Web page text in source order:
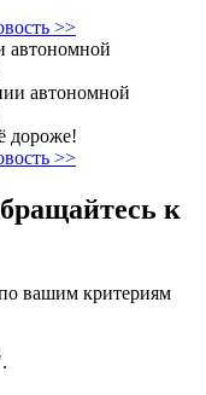
>>
автономной
дороже!
>>
к
вашим критериям